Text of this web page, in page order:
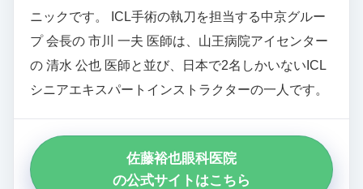
ニックです。 ICL手術の執刀を担当する中京グルー
プ 会長の 市川 一夫 医師は、山王病院アイセンター
の 清水 公也 医師と並び、日本で2名しかいないICL
シニアエキスパートインストラクターの一人です。
佐藤裕也眼科医院
の公式サイトはこちら